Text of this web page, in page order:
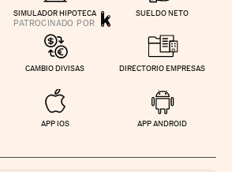
SIMULADOR HIPOTECA SUELDO NETO
CAMBIO DIVISAS DIRECTORIO EMPRESAS
APP IOS APP ANDROID